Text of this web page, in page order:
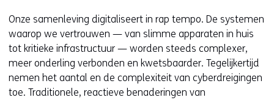
Onze samenleving digitaliseert in rap tempo. De systemen
waarop we vertrouwen — van slimme apparaten in huis
tot kritieke infrastructuur — worden steeds complexer,
meer onderling verbonden en kwetsbaarder. Tegelijkertijd
nemen het aantal en de complexiteit van cyberdreigingen
toe. Traditionele, reactieve benaderingen van